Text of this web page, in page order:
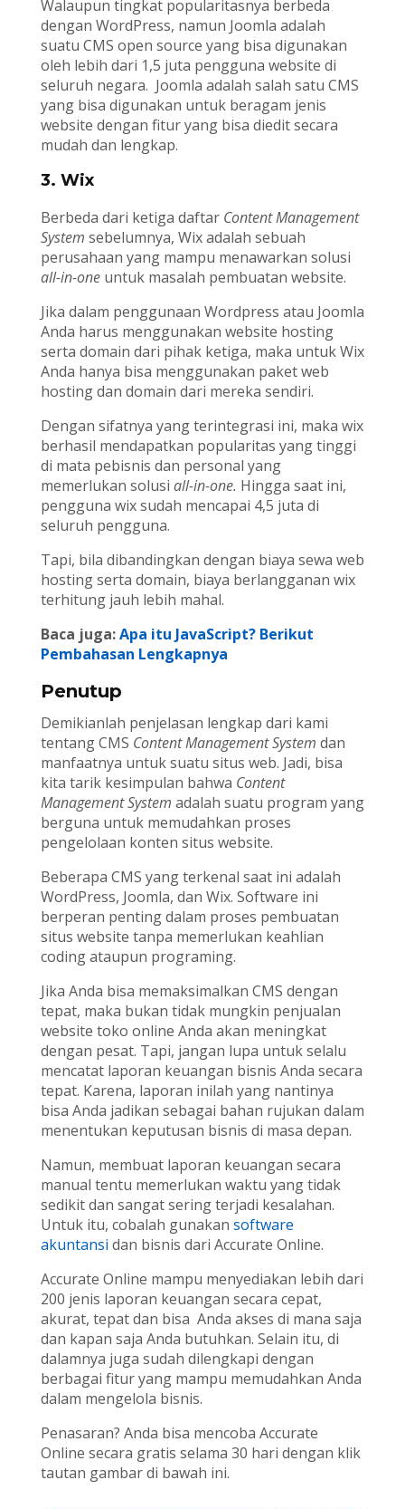
Walaupun tingkat popularitasnya berbeda
dengan WordPress, namun Joomla adalah
suatu CMS open source yang bisa digunakan
oleh lebih dari 1,5 juta pengguna website di
seluruh negara. Joomla adalah salah satu CMS
yang bisa digunakan untuk beragam jenis
website dengan fitur yang bisa diedit secara
mudah dan lengkap.
3. Wix
Berbeda dari ketiga daftar Content Management
System sebelumnya, Wix adalah sebuah
perusahaan yang mampu menawarkan solusi
all-in-one untuk masalah pembuatan website.
Jika dalam penggunaan Wordpress atau Joomla
Anda harus menggunakan website hosting
serta domain dari pihak ketiga, maka untuk Wix
Anda hanya bisa menggunakan paket web
hosting dan domain dari mereka sendiri.
Dengan sifatnya yang terintegrasi ini, maka wix
berhasil mendapatkan popularitas yang tinggi
di mata pebisnis dan personal yang
memerlukan solusi all-in-one. Hingga saat ini,
pengguna wix sudah mencapai 4,5 juta di
seluruh pengguna.
Tapi, bila dibandingkan dengan biaya sewa web
hosting serta domain, biaya berlangganan wix
terhitung jauh lebih mahal.
Baca juga:Apa itu JavaScript? Berikut
Pembahasan Lengkapnya
Penutup
Demikianlah penjelasan lengkap dari kami
tentang CMS Content Management System dan
manfaatnya untuk suatu situs web. Jadi, bisa
kita tarik kesimpulan bahwa Content
Management System adalah suatu program yang
berguna untuk memudahkan proses
pengelolaan konten situs website.
Beberapa CMS yang terkenal saat ini adalah
WordPress, Joomla, dan Wix. Software ini
berperan penting dalam proses pembuatan
situs website tanpa memerlukan keahlian
coding ataupun programing.
Jika Anda bisa memaksimalkan CMS dengan
tepat, maka bukan tidak mungkin penjualan
website toko online Anda akan meningkat
dengan pesat. Tapi, jangan lupa untuk selalu
mencatat laporan keuangan bisnis Anda secara
tepat. Karena, laporan inilah yang nantinya
bisa Anda jadikan sebagai bahan rujukan dalam
menentukan keputusan bisnis di masa depan.
Namun, membuat laporan keuangan secara
manual tentu memerlukan waktu yang tidak
sedikit dan sangat sering terjadi kesalahan.
Untuk itu, cobalah gunakan software
akuntansi dan bisnis dari Accurate Online.
Accurate Online mampu menyediakan lebih dari
200 jenis laporan keuangan secara cepat,
akurat, tepat dan bisa Anda akses di mana saja
dan kapan saja Anda butuhkan. Selain itu, di
dalamnya juga sudah dilengkapi dengan
berbagai fitur yang mampu memudahkan Anda
dalam mengelola bisnis.
Penasaran? Anda bisa mencoba Accurate
Online secara gratis selama 30 hari dengan klik
tautan gambar di bawah ini.